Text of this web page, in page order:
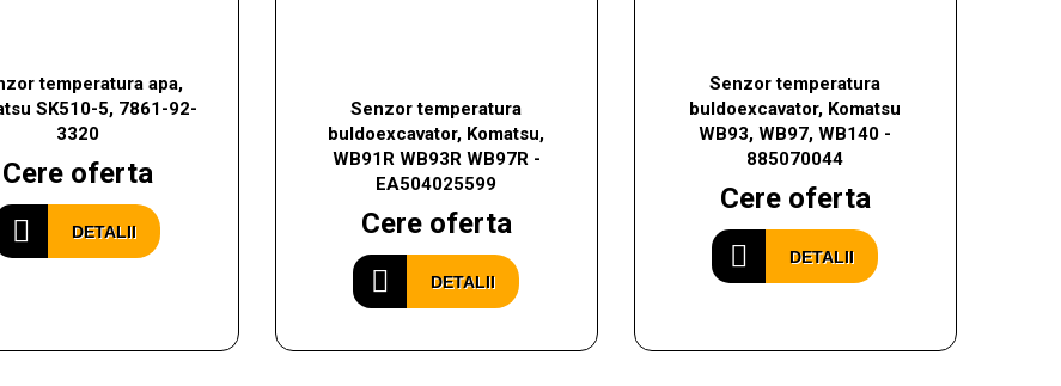
temperatura apa,
SK510-5, 7861-92-
3320
Cere oferta
DETALII
Senzor temperatura
buldoexcavator, Komatsu,
WB91R WB93R WB97R -
EA504025599
Cere oferta
DETALII
Senzor temperatura
buldoexcavator, Komatsu
WB93, WB97, WB140 -
885070044
Cere oferta
DETALII